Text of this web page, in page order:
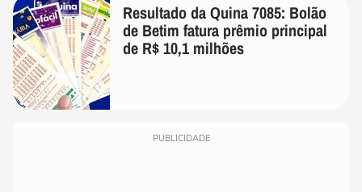
Resultado da Quina 7085: Bolão
de Betim fatura prêmio principal
de R$ 10,1 milhões
PUBLICIDADE